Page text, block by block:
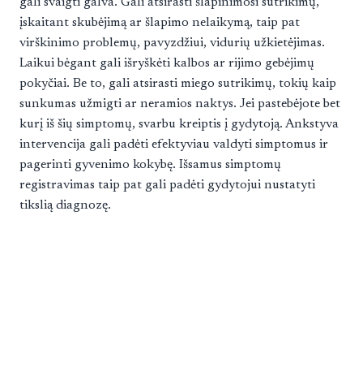
įskaitant skubėjimą ar šlapimo nelaikymą, taip pat
virškinimo problemų, pavyzdžiui, vidurių užkietėjimas.
Laikui bėgant gali išryškėti kalbos ar rijimo gebėjimų
pokyčiai. Be to, gali atsirasti miego sutrikimų, tokių kaip
sunkumas užmigti ar neramios naktys. Jei pastebėjote bet
kurį iš šių simptomų, svarbu kreiptis į gydytoją. Ankstyva
intervencija gali padėti efektyviau valdyti simptomus ir
pagerinti gyvenimo kokybę. Išsamus simptomų
registravimas taip pat gali padėti gydytojui nustatyti
tikslią diagnozę.